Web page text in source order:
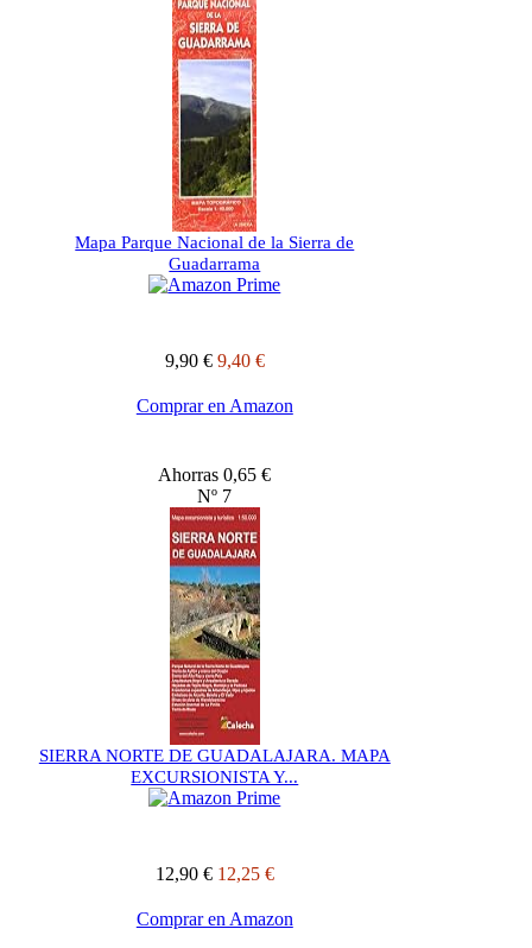
Mapa Parque Nacional de la Sierra de
Guadarrama
9,90 € 9,40 €
Comprar en Amazon
Ahorras 0,65 €
Nº 7
SIERRA NORTE DE GUADALAJARA. MAPA
EXCURSIONISTA Y...
12,90 € 12,25 €
Comprar en Amazon